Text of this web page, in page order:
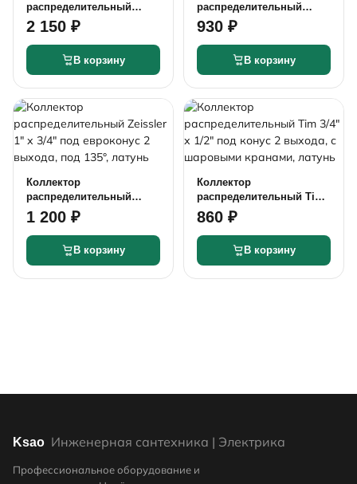
распределительный
Zeissler 3/4" х 3/4" под
евроконус 2 выхода
бронза
2 150 ₽
В корзину
распределительный
Zeissler 3/4" х 3/4" под
евроконус 2 выхода, под
135°, латунь
930 ₽
В корзину
Коллектор
распределительный
Zeissler 1" х 3/4" под
евроконус 2 выхода, под
135°, латунь
1 200 ₽
В корзину
Коллектор
распределительный Tim
3/4" х 1/2" под конус 2
выхода, с шаровыми
кранами, латунь
860 ₽
В корзину
Ksao Инженерная сантехника | Электрика
Профессиональное оборудование и